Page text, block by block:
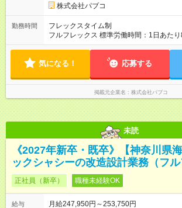
株式会社パブコ
勤務時間
フレックスタイム制
フルフレックス 標準労働時間：1日あた
能性あり（月平均10時間程度）※状況に
気になる！ 応募する
掲載元企業名 株式会社パブコ
未読
《2027年新卒・既卒》【神奈川県
ックシャシーの改造設計業務（フル
正社員（新卒） 職種未経験OK
給与
月給247,950円～253,750円